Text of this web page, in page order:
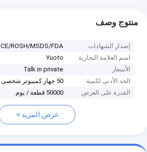
منتوج وصف
إصدار الشهادات
CE/ROSH/MSDS/FDA
اسم العلامة التجارية
Yuoto
الأسعار
Talk in private
الحد الأدنى لكمية
50 جهاز كمبيوتر شخصى
القدرة على العرض
50000 قطعة / يوم
عرض المزيد